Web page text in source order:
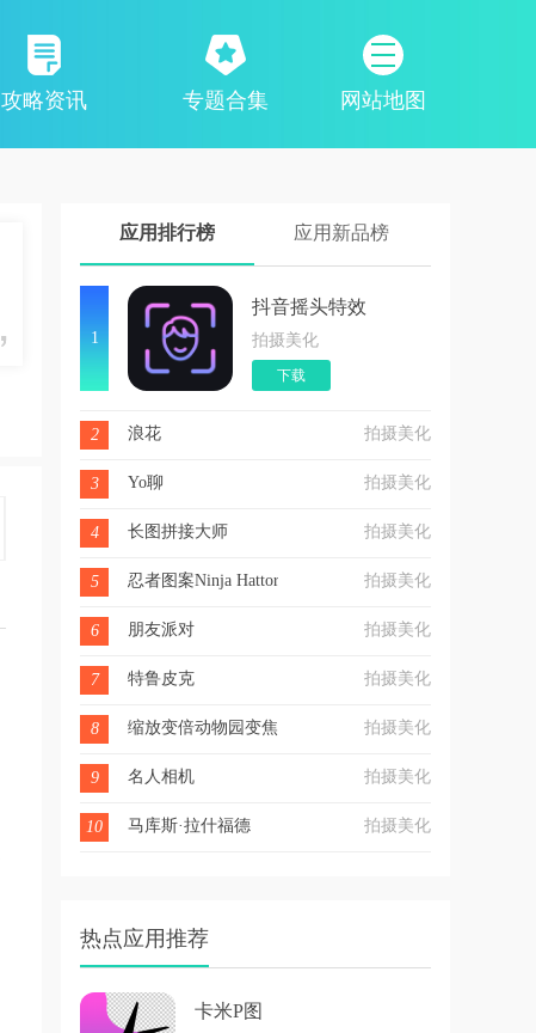
网站地图
攻略资讯 专题合集
应用排行榜 应用新品榜
1
抖音摇头特效
拍摄美化
下载
2 浪花 拍摄美化
3 Yo聊 拍摄美化
4 长图拼接大师 拍摄美化
5 忍者图案Ninja Hattori Pictures 拍摄美化
6 朋友派对 拍摄美化
7 特鲁皮克 拍摄美化
8 缩放变倍动物园变焦 拍摄美化
9 名人相机 拍摄美化
10 马库斯·拉什福德 拍摄美化
热点应用推荐
卡米P图